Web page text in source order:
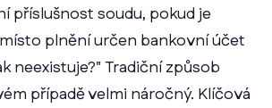
příslušnost soudu, pokud je
plnění určen bankovní účet
neexistuje?" Tradiční způsob
případě velmi náročný. Klíčová